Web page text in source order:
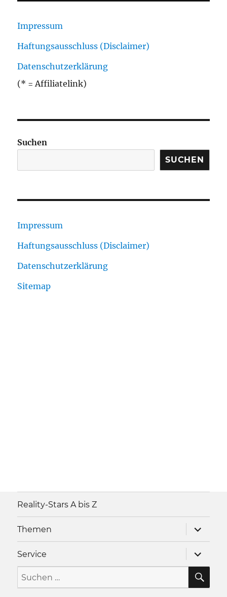
Impressum
Haftungsausschluss (Disclaimer)
Datenschutzerklärung
(* = Affiliatelink)
Suchen
SUCHEN
Impressum
Haftungsausschluss (Disclaimer)
Datenschutzerklärung
Sitemap
Reality-Stars A bis Z
Themen
anzeigen
Service
anzeigen
Suche
nach: